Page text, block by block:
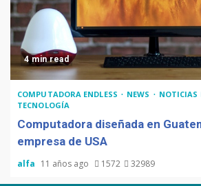
4 min read
COMPUTADORA ENDLESS NEWS
NOTICIAS
TECNOLOGÍA
Computadora diseñada en
empresa de USA
alfa 11 años ago 1572 32989